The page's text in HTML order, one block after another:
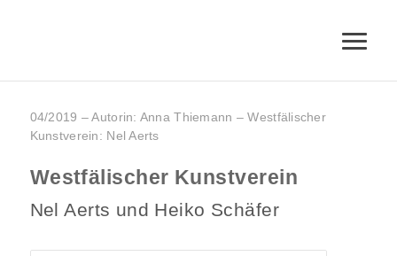
04/2019 – Autorin: Anna Thiemann – Westfälischer
Kunstverein: Nel Aerts
Westfälischer Kunstverein
Nel Aerts und Heiko Schäfer